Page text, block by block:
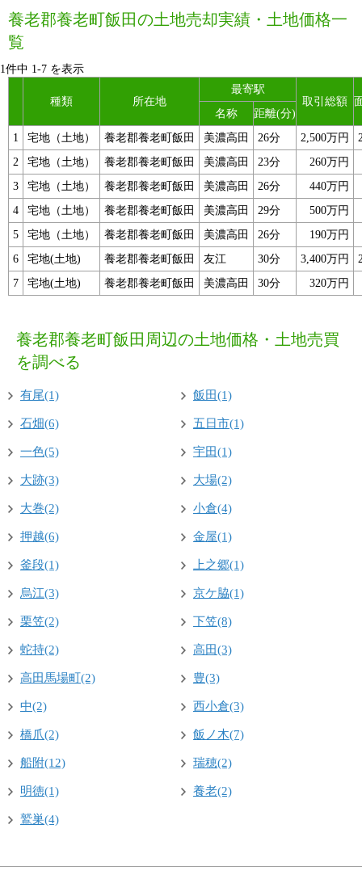
養老郡養老町飯田の土地売却実績・土地価格一
覧
1件中 1-7 を表示
種類 所在地
最寄駅
取引総額
名称
距離(分)
1
宅地（土地） 養老郡養老町飯田 美濃高田 26分 2,500万円
2
宅地（土地） 養老郡養老町飯田 美濃高田 23分
260万円
3
宅地（土地） 養老郡養老町飯田 美濃高田 26分
440万円
4
宅地（土地） 養老郡養老町飯田 美濃高田 29分
500万円
5
宅地（土地） 養老郡養老町飯田 美濃高田 26分
190万円
6
宅地(土地) 養老郡養老町飯田 友江 30分 3,400万円
7
宅地(土地) 養老郡養老町飯田 美濃高田 30分 320万円
養老郡養老町飯田周辺の土地価格・土地売買
を調べる
有尾(1) 飯田(1)
石畑(6) 五日市(1)
一色(5) 宇田(1)
大跡(3) 大場(2)
大巻(2) 小倉(4)
押越(6) 金屋(1)
釜段(1) 上之郷(1)
烏江(3) 京ケ脇(1)
栗笠(2) 下笠(8)
蛇持(2) 高田(3)
高田馬場町(2) 豊(3)
中(2) 西小倉(3)
橋爪(2) 飯ノ木(7)
船附(12) 瑞穂(2)
明徳(1) 養老(2)
鷲巣(4)